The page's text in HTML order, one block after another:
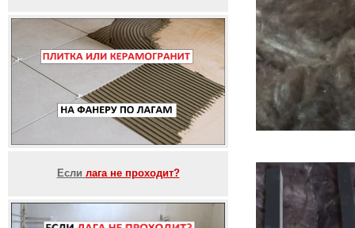
Если лага не проходит?